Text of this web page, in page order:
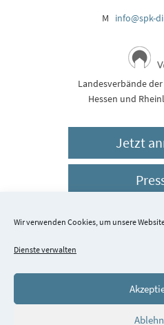
Wir verwenden Cookies, um unsere
Dienste verwalten
M info@spk-
Landesverbände
Hessen und
Jetzt
© 2026